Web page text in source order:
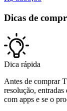
Dicas de
Dica rápida
Antes de comprar
resolução,
com apps e se o